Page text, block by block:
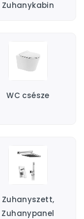
Zuhanykabin
WC csésze
Zuhanyszett,
Zuhanypanel